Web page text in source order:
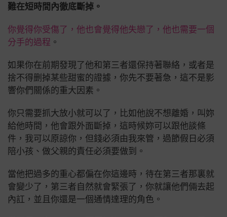
難在短時間內徹底斷掉。
你覺得你受傷了，他也會覺得他失戀了，他也需要一個
分手的過程 。
如果你在前期發現了他和第三者還保持著聯絡，或者是
捨不得删掉某些甜蜜的證據，你先不要著急，這不是影
響你們關係的重大因素。
你只需要抓大放小就可以了，比如他說不想離婚，叫妳
給他時間，他會跟外面斷掉，這時候妳可以跟他談條
件，我可以原諒你，但錢必須由我來管，過節假日必須
陪小孩、做父親的責任必須要做到。
當他把過多的重心都偏在你這邊時，待在第三者那裏就
會變少了，第三者自然就會緊張了，你就讓他們倆去起
內訌，並且你還是一個通情達理的角色。